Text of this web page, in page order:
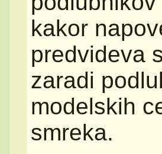
kakor
predvideva
zaradi
modelskih
smreka.